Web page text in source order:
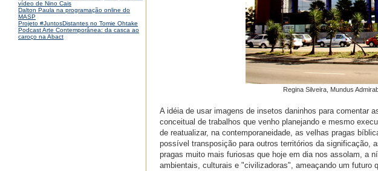
vídeo de Nino Cais
Dalton Paula na programação online do
MASP
Projeto #JuntosDistantes no Tomie Ohtake
Podcast Arte Contemporânea: da casca ao
caroço na Abact
Regina Silveira, Mundus
A idéia de usar imagens de insetos daninhos para comentar
conceitual de trabalhos que venho planejando e mesmo
de reatualizar, na contemporaneidade, as velhas pragas
possível transposição para outros territórios da significação,
pragas muito mais furiosas que hoje em dia nos assolam, a
ambientais, culturais e "civilizadoras", ameaçando um futuro